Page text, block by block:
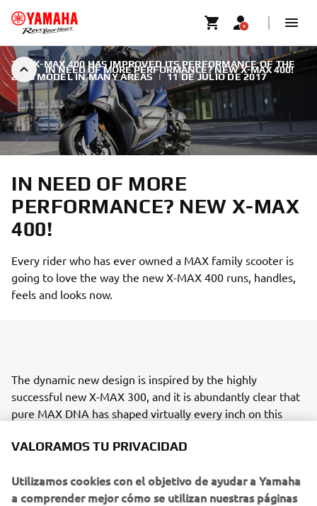
IN NEED OF MORE PERFORMANCE? NEW X-MAX 400!
THE X-MAX 400 HAS IMPROVED ITS PERFORMANCE OF THE
2018 MODEL IN MANY AREAS | 11 DE JULIO DE 2017
IN NEED OF MORE
PERFORMANCE? NEW X-MAX
400!
Every rider who has ever owned a MAX family scooter is
going to love the way the new X-MAX 400 runs, handles,
feels and looks now.
The dynamic new design is inspired by the highly
successful new X-MAX 300, and it is abundantly clear that
pure MAX DNA has shaped virtually every inch on this
motorcycle-type front forks are providing you with high
the Smart Key ignition, parking brake, huge underseat
storage and LED lighting are making the X-MAX 400 the
VALORAMOS TU PRIVACIDAD
Utilizamos cookies con el objetivo de ayudar a Yamaha
a comprender mejor cómo se utilizan nuestras páginas